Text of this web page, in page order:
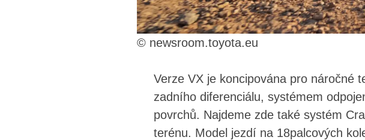
© newsroom.toyota.eu
Verze VX je koncipována pro náročné
zadního diferenciálu, systémem
povrchů. Najdeme zde také systém
terénu. Model jezdí na 18palcových